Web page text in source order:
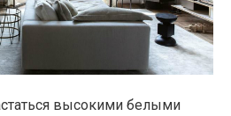
высокими белыми